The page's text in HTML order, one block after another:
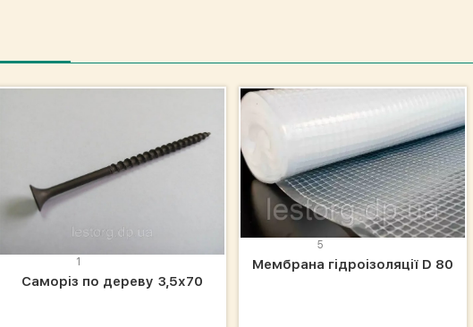
1
Саморіз по дереву 3,5х70
5
Мембрана гідроізоляції D 80